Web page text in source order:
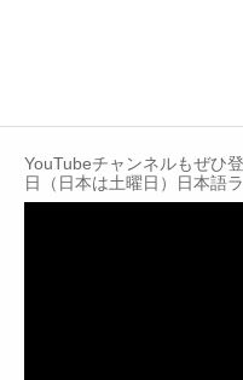
YouTubeチャンネルもぜひ
日（日本は土曜日）日本語